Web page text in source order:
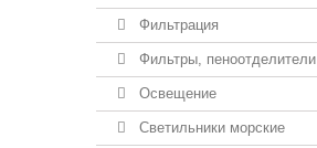
Фильтрация
Фильтры, пеноотделители
Освещение
Светильники морские